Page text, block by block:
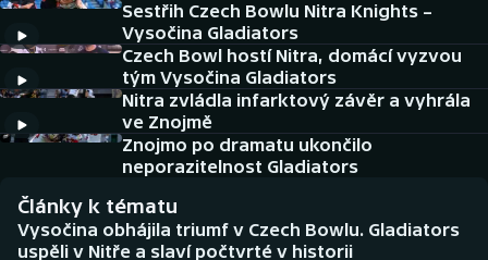
DALŠÍ SPORTY
Americký fotbal
Baseball a softbal
Biatlon
NEPŘEHLÉDNĚTE
Historické návraty
Aplikace ČT sport
Sestřih Czech Bowlu Nitra Knights –
Vysočina Gladiators
Czech Bowl hostí Nitra, domácí vyzvou
tým Vysočina Gladiators
Nitra zvládla infarktový závěr a vyhrála
ve Znojmě
Znojmo po dramatu ukončilo
neporazitelnost Gladiators
Články k tématu
Vysočina obhájila triumf v Czech Bowlu. Gladiators
uspěli v Nitře a slaví počtvrté v historii